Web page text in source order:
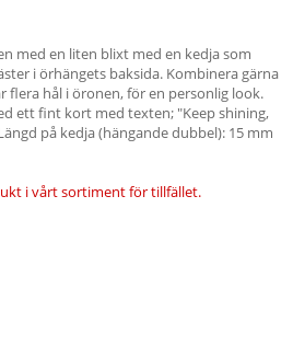
med en liten blixt med en kedja som
i örhängets baksida. Kombinera gärna
flera hål i öronen, för en personlig look.
ett fint kort med texten; "Keep shining,
på kedja (hängande dubbel): 15 mm
i vårt sortiment för tillfället.